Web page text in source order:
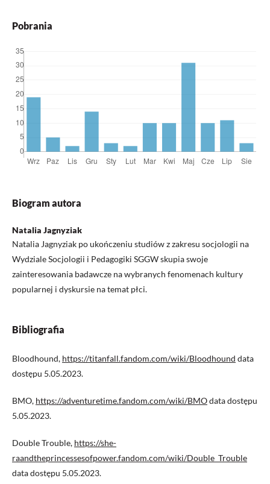
Pobrania
Biogram autora
Natalia Jagnyziak
Natalia Jagnyziak po ukończeniu studiów z zakresu socjologii na
Wydziale Socjologii i Pedagogiki SGGW skupia swoje
zainteresowania badawcze na wybranych fenomenach kultury
popularnej i dyskursie na temat płci.
Bibliografia
Bloodhound, https://titanfall.fandom.com/wiki/Bloodhound data
dostępu 5.05.2023.
BMO, https://adventuretime.fandom.com/wiki/BMOdata dostępu
5.05.2023.
Double Trouble, https://she-
raandtheprincessesofpower.fandom.com/wiki/Double_Trouble
data dostępu 5.05.2023.